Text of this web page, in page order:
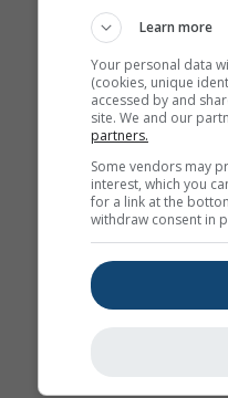
Learn more
Your personal data
(cookies, unique
accessed by and
site. We and our
partners.
Some vendors may
interest, which you
for a link at the
withdraw consent in